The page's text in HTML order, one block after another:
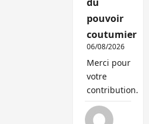
pouvoir
coutumier
06/08/2026
Merci pour
votre
contribution.